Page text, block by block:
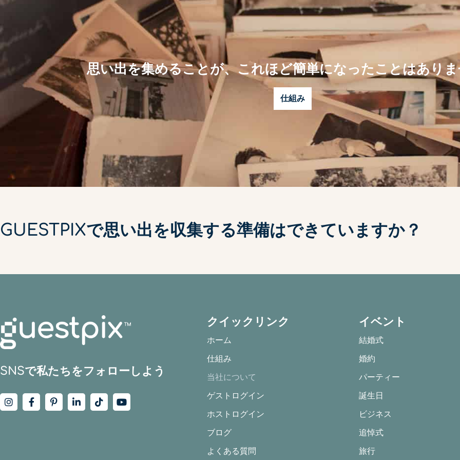
思い出を集めることが、これほど簡単になったことはあり
仕組み
GUESTPIXで思い出を収集する準備はできていますか？
SNSで私たちをフォローしよう
クイックリンク
ホーム
仕組み
当社について
ゲストログイン
ホストログイン
ブログ
よくある質問
イベント
結婚式
婚約
パーティー
誕生日
ビジネス
追悼式
旅行